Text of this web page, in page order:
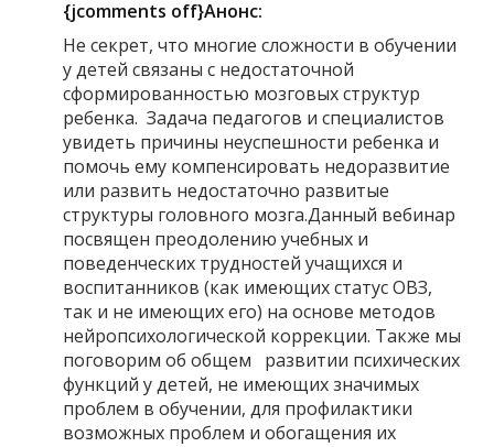
{jcomments off}Анонс:
Не секрет, что многие сложности в обучении
у детей связаны с недостаточной
сформированностью мозговых структур
ребенка. Задача педагогов и специалистов
увидеть причины неуспешности ребенка и
помочь ему компенсировать недоразвитие
или развить недостаточно развитые
структуры головного мозга.Данный вебинар
посвящен преодолению учебных и
поведенческих трудностей учащихся и
воспитанников (как имеющих статус ОВЗ,
так и не имеющих его) на основе методов
нейропсихологической коррекции. Также мы
поговорим об общем развитии психических
функций у детей, не имеющих значимых
проблем в обучении, для профилактики
возможных проблем и обогащения их